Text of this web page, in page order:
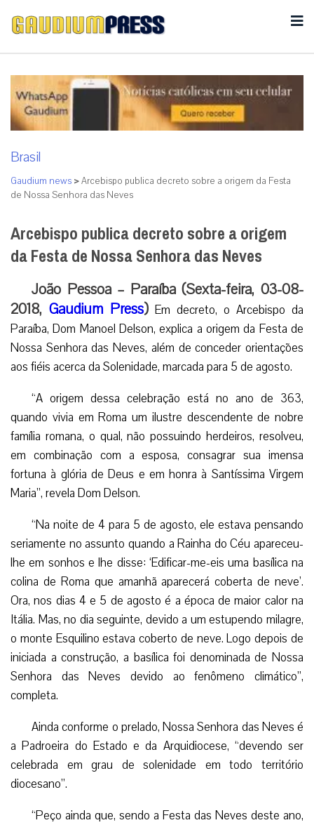
Brasil
Gaudium news >Arcebispo publica decreto sobre a origem da Festa
de Nossa Senhora das Neves
Arcebispo publica decreto sobre a origem
da Festa de Nossa Senhora das Neves
João Pessoa – Paraíba (Sexta-feira, 03-08-
2018, Gaudium Press) Em decreto, o Arcebispo da
Paraíba, Dom Manoel Delson, explica a origem da Festa de
Nossa Senhora das Neves, além de conceder orientações
aos fiéis acerca da Solenidade, marcada para 5 de agosto.
“A origem dessa celebração está no ano de 363,
quando vivia em Roma um ilustre descendente de nobre
família romana, o qual, não possuindo herdeiros, resolveu,
em combinação com a esposa, consagrar sua imensa
fortuna à glória de Deus e em honra à Santíssima Virgem
Maria”, revela Dom Delson.
“Na noite de 4 para 5 de agosto, ele estava pensando
seriamente no assunto quando a Rainha do Céu apareceu-
lhe em sonhos e lhe disse: ‘Edificar-me-eis uma basílica na
colina de Roma que amanhã aparecerá coberta de neve’.
Ora, nos dias 4 e 5 de agosto é a época de maior calor na
Itália. Mas, no dia seguinte, devido a um estupendo milagre,
o monte Esquilino estava coberto de neve. Logo depois de
iniciada a construção, a basílica foi denominada de Nossa
Senhora das Neves devido ao fenômeno climático”,
completa.
Ainda conforme o prelado, Nossa Senhora das Neves é
a Padroeira do Estado e da Arquidiocese, “devendo ser
celebrada em grau de solenidade em todo território
diocesano”.
“Peço ainda que, sendo a Festa das Neves deste ano,